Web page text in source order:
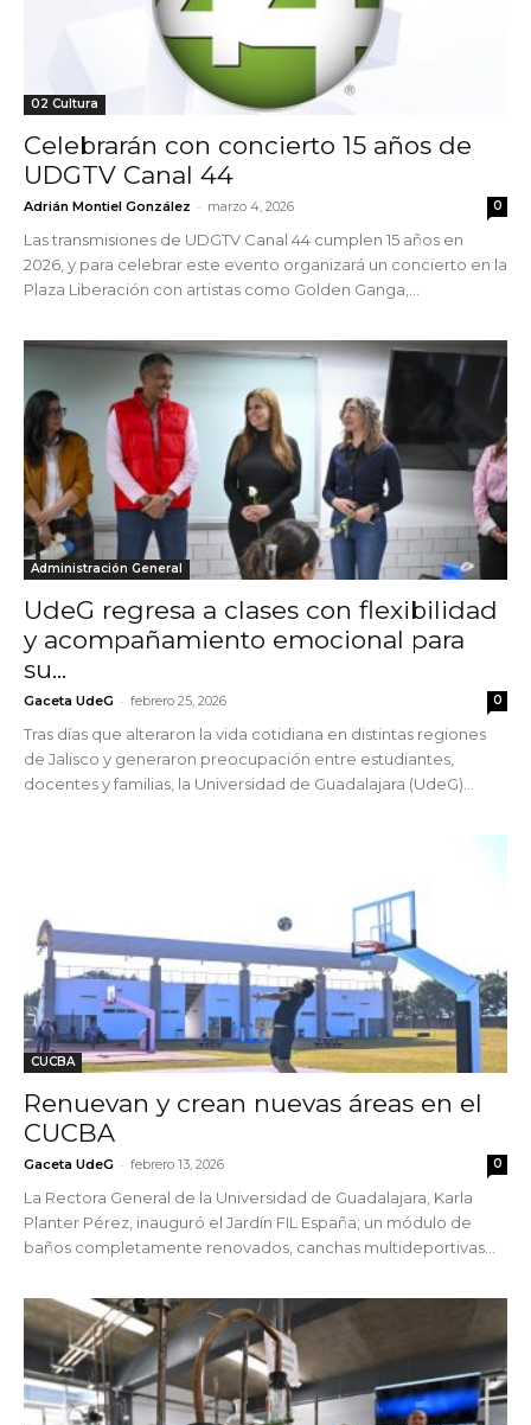
02 Cultura
Celebrarán con concierto 15 años de
UDGTV Canal 44
Adrián Montiel González - marzo 4, 2026 0
Las transmisiones de UDGTV Canal 44 cumplen 15 años en
2026, y para celebrar este evento organizará un concierto en la
Plaza Liberación con artistas como Golden Ganga,...
Administración General
UdeG regresa a clases con flexibilidad
y acompañamiento emocional para
su...
Gaceta UdeG - febrero 25, 2026 0
Tras días que alteraron la vida cotidiana en distintas regiones
de Jalisco y generaron preocupación entre estudiantes,
docentes y familias, la Universidad de Guadalajara (UdeG)...
CUCBA
Renuevan y crean nuevas áreas en el
CUCBA
Gaceta UdeG - febrero 13, 2026 0
La Rectora General de la Universidad de Guadalajara, Karla
Planter Pérez, inauguró el Jardín FIL España; un módulo de
baños completamente renovados, canchas multideportivas...